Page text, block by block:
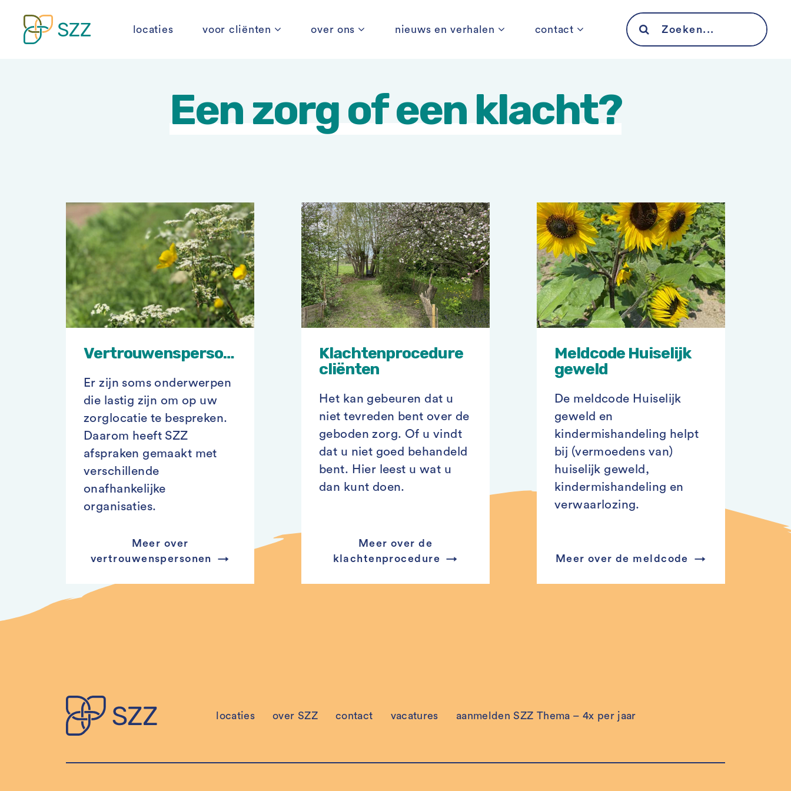
locaties voor cliënten over ons nieuws en verhalen contact
Search
for:
Een zorg of een klacht?
Vertrouwenspersonen
Er zijn soms onderwerpen
die lastig zijn om op uw
zorglocatie te bespreken.
Daarom heeft SZZ
afspraken gemaakt met
verschillende
onafhankelijke
organisaties.
Meer over
vertrouwenspersonen
Klachtenprocedure
cliënten
Het kan gebeuren dat u
niet tevreden bent over de
geboden zorg. Of u vindt
dat u niet goed behandeld
bent. Hier leest u wat u
dan kunt doen.
Meer over de
klachtenprocedure
Meldcode Huiselijk
geweld
De meldcode Huiselijk
geweld en
kindermishandeling helpt
bij (vermoedens van)
huiselijk geweld,
kindermishandeling en
verwaarlozing.
Meer over de meldcode
locaties over SZZ contact vacatures aanmelden SZZ Thema – 4x per jaar